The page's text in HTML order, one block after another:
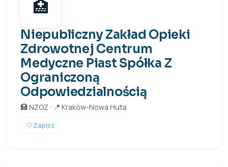
🏥
Niepubliczny Zakład Opieki
Zdrowotnej Centrum
Medyczne Piast Spółka Z
Ograniczoną
Odpowiedzialnością
🏥 NZOZ · 📍 Kraków-Nowa Huta
🤍Zapisz